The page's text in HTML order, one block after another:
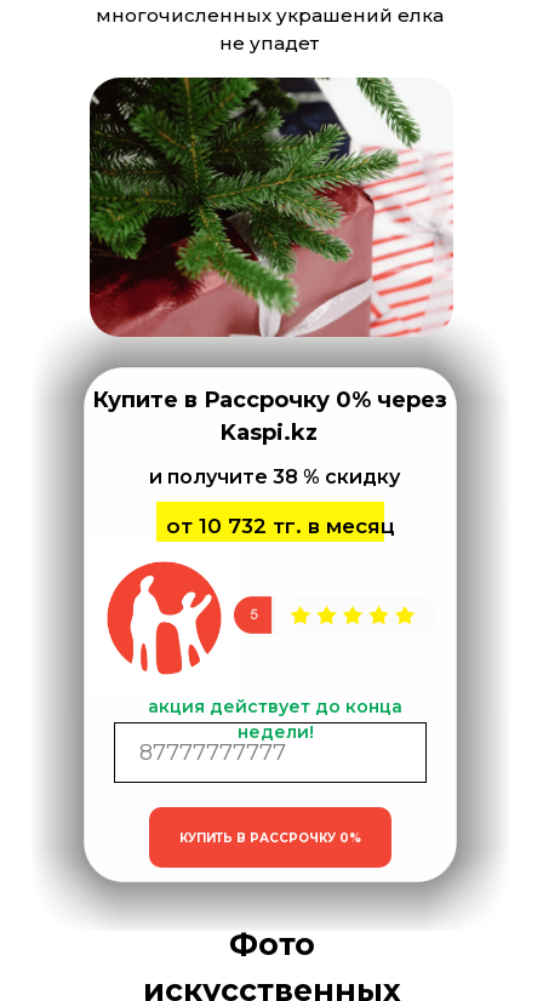
многочисленных украшений елка
не упадет
Купите в Рассрочку 0% через
Kaspi.kz
КУПИТЬ В РАССРОЧКУ 0%
от 10 732 тг. в месяц
и получите 38 % скидку
акция действует до конца
недели!
Фото
искусственных